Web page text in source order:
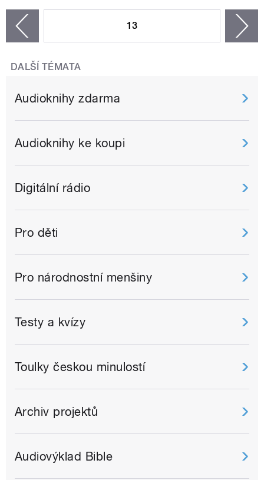
13
DALŠÍ TÉMATA
Audioknihy zdarma
Audioknihy ke koupi
Digitální rádio
Pro děti
Pro národnostní menšiny
Testy a kvízy
Toulky českou minulostí
Archiv projektů
Audiovýklad Bible